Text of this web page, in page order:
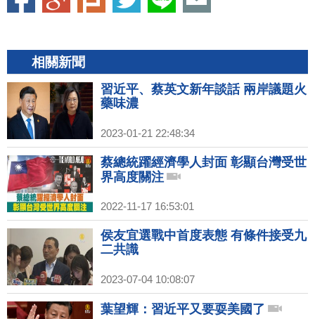
相關新聞
習近平、蔡英文新年談話 兩岸議題火
藥味濃
2023-01-21 22:48:34
蔡總統躍經濟學人封面 彰顯台灣受世
界高度關注
2022-11-17 16:53:01
侯友宜選戰中首度表態 有條件接受九
二共識
2023-07-04 10:08:07
葉望輝：習近平又要耍美國了